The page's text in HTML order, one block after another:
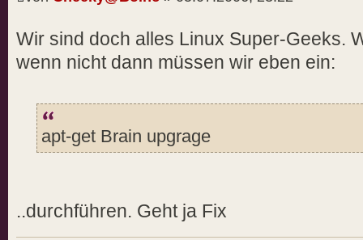
Wir sind doch alles Linux Super-Geeks.
wenn nicht dann müssen wir eben ein:
apt-get Brain upgrage
..durchführen. Geht ja Fix